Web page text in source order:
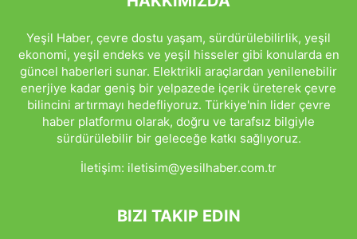
Yeşil Haber, çevre dostu yaşam, sürdürülebilirlik, yeşil
ekonomi, yeşil endeks ve yeşil hisseler gibi konularda en
güncel haberleri sunar. Elektrikli araçlardan yenilenebilir
enerjiye kadar geniş bir yelpazede içerik üreterek çevre
bilincini artırmayı hedefliyoruz. Türkiye'nin lider çevre
haber platformu olarak, doğru ve tarafsız bilgiyle
sürdürülebilir bir geleceğe katkı sağlıyoruz.
İletişim: iletisim@yesilhaber.com.tr
BIZI TAKIP EDIN